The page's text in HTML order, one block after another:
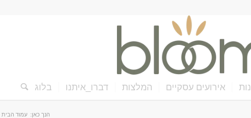
אירועים עסקיים המלצות דברו_איתנו בלוג
הנך כאן: עמוד הבית